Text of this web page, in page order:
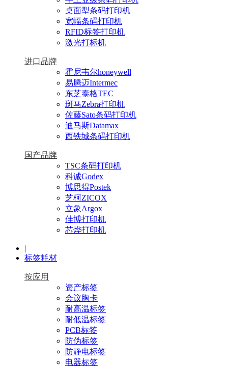
桌面型条码打印机
宽幅条码打印机
RFID标签打印机
激光打标机
进口品牌
霍尼韦尔honeywell
易腾迈Intermec
东芝泰格TEC
斑马Zebra打印机
佐藤Sato条码打印机
迪马斯Datamax
西铁城条码打印机
国产品牌
TSC条码打印机
科诚Godex
博思得Postek
芝柯ZICOX
立象Argox
佳博打印机
芯烨打印机
|
标签耗材
按应用
资产标签
会议胸卡
耐高温标签
耐低温标签
PCB标签
防伪标签
防静电标签
电器标签